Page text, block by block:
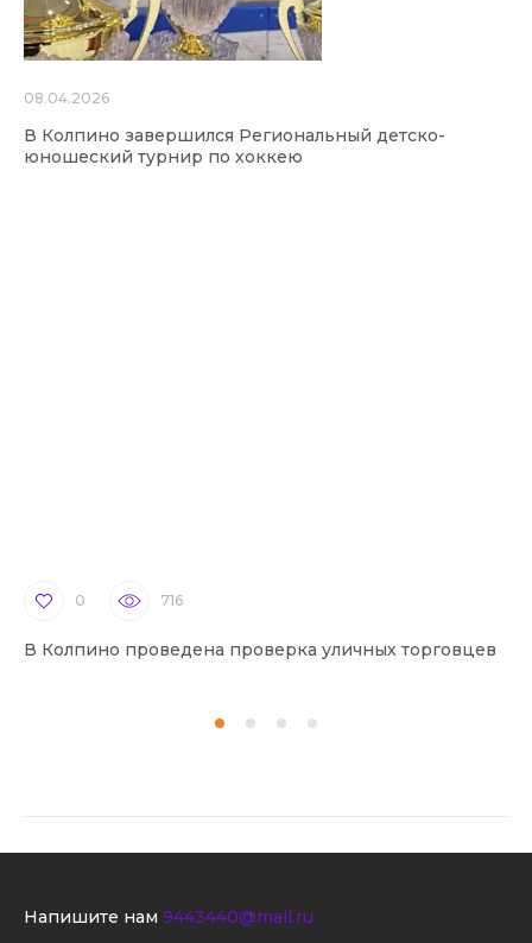
08.04.2026
В Колпино завершился Региональный детско-
юношеский турнир по хоккею
0 716
В Колпино проведена проверка уличных торговцев
Напишите нам 9443440@mail.ru